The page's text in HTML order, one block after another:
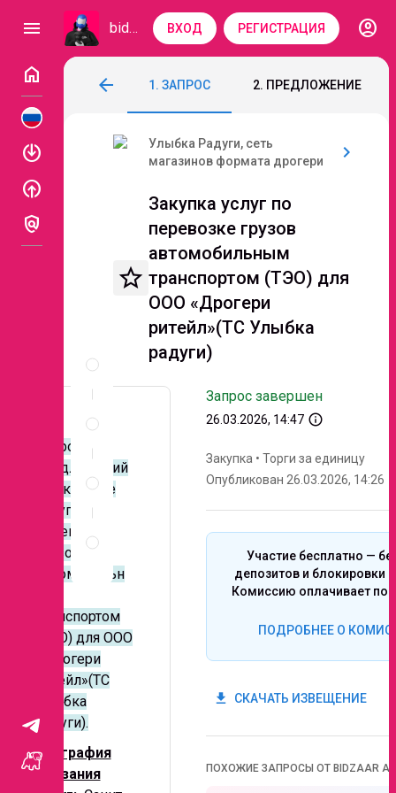
menu bidzaar ВХОД РЕГИСТРАЦИЯ
account_circle
home
enable
enable
policy
arrow_back
Закупка услуг по перевозке грузов
1. ЗАПРОС 2. ПРЕДЛОЖЕНИЕ
Описание
Неценовые
критерии
запроса
Улыбка Радуги, сеть
магазинов формата дрогери
chevron_right
star_border
Закупка услуг по
перевозке грузов
автомобильным
транспортом (ТЭО) для
ООО «Дрогери
ритейл»(ТС Улыбка
радуги)
Запрос
предложений
на оказание
услуг по
перевозке
грузов
автомобильн
транспортом
(ТЭО) для ООО
«Дрогери
ритейл»(ТС
Улыбка
радуги).
География
оказания
Запрос завершен
26.03.2026, 14:47 info_outline
Закупка • Торги за единицу
Опубликован 26.03.2026, 14:26
Участие бесплатно —
депозитов и блокировки
Комиссию оплачивает
ПОДРОБНЕЕ О
get_app СКАЧАТЬ ИЗВЕЩЕНИЕ
ПОХОЖИЕ ЗАПРОСЫ ОТ BIDZAAR AI